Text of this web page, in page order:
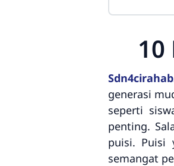
generasi
seperti
penting.
puisi. Puisi
semangat